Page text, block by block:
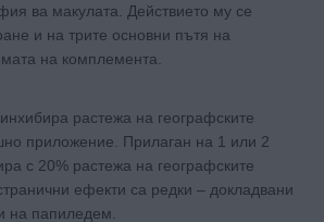
ва макулата. Действието му се
и на трите основни пътя на
на комплемента.
растежа на географските
приложение. Прилаган на 1 или 2
с 20% растежа на географските
ефекти са редки – докладвани
на папиледем.